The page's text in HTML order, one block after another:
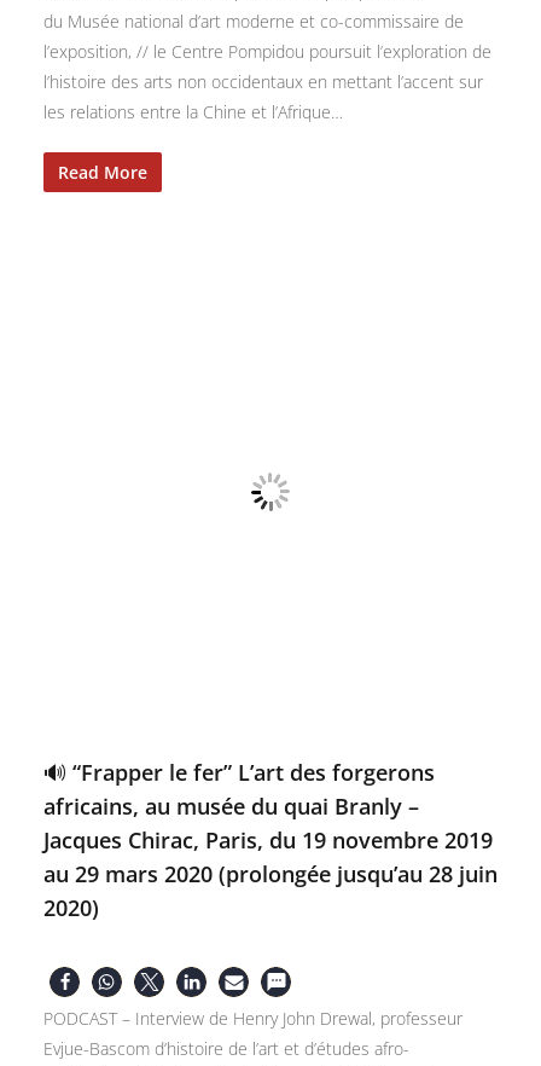
du Musée national d’art moderne et co-commissaire de
l’exposition, // le Centre Pompidou poursuit l’exploration de
l’histoire des arts non occidentaux en mettant l’accent sur
les relations entre la Chine et l’Afrique…
Read More
🔊 “Frapper le fer” L’art des forgerons
africains, au musée du quai Branly –
Jacques Chirac, Paris, du 19 novembre 2019
au 29 mars 2020 (prolongée jusqu’au 28 juin
2020)
PODCAST – Interview de Henry John Drewal, professeur
Evjue-Bascom d’histoire de l’art et d’études afro-